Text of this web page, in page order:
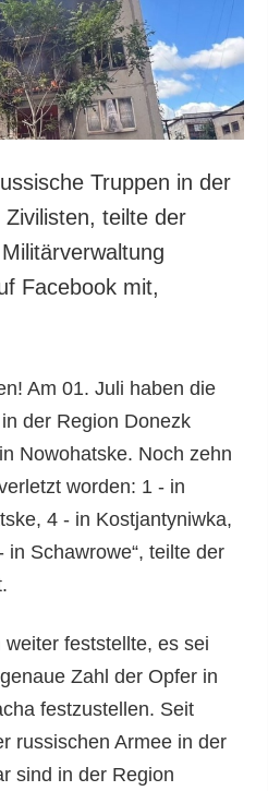
LEISTUNGEN
Abonnement
Fotobank
Truppen in der
teilte der
Facebook mit,
Am 01. Juli haben die
der Region Donezk
Nowohatske. Noch zehn
worden: 1 - in
4 - in Kostjantyniwka,
Schawrowe“, teilte der
feststellte, es sei
Zahl der Opfer in
festzustellen. Seit
russischen Armee in der
sind in der Region